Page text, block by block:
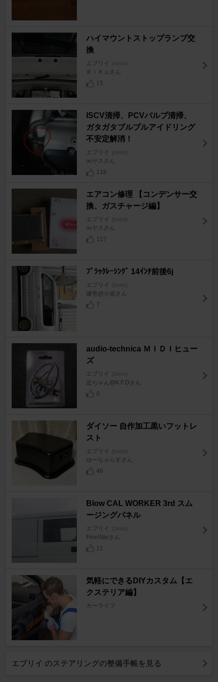
ハイマウントストップランプ交
換
エブリイ [DA64]
ＲｉＫｕさん
15
ISCV清掃、PCVバルブ清掃、
ガタガタブルブルアイドリング
不安定解消！
エブリイ [DA64]
㈱ヤスさん
118
エアコン修理 【コンデンサー交
換、ガスチャージ編】
エブリイ [DA64]
㈱ヤスさん
117
ﾌﾞﾗｯｸﾚｰｼﾝｸﾞ 14ｲﾝﾁ前後6j
エブリイ [DA64]
健壱@小波さん
7
audio-technica ＭＩＤＩヒュー
ズ
エブリイ [DA64]
近ちゃん@K.F.Dさん
0
ダイソー 自作加工黒いフットレ
スト
エブリイ [DA64]
ゆーちゃらすさん
46
Blow CAL WORKER 3rd スム
ージングパネル
エブリイ [DA64]
FineStarさん
11
気軽にできるDIYカスタム【エ
クステリア編】
カーライフ
エブリイ のステアリングの整備手帳を見る